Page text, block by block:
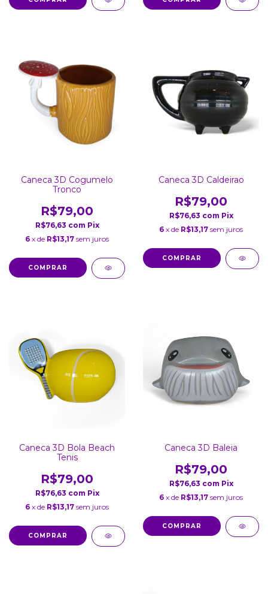
Caneca 3D Cogumelo
Tronco
R$79,00
R$76,63 com Pix
6 x de R$13,17 sem juros
Caneca 3D Caldeirao
R$79,00
R$76,63 com Pix
6 x de R$13,17 sem juros
Caneca 3D Bola Beach
Tenis
R$79,00
R$76,63 com Pix
6 x de R$13,17 sem juros
Caneca 3D Baleia
R$79,00
R$76,63 com Pix
6 x de R$13,17 sem juros